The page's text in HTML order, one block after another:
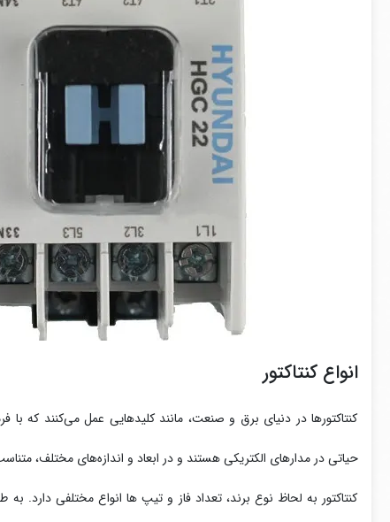
انواع کنتاکتور
کنتاکتورها در دنیای برق و صنعت، مانند کلیدهایی عمل می‌کنند که
حیاتی در مدارهای الکتریکی هستند و در ابعاد و اندازه‌های مختلف،
کنتاکتور به لحاظ نوع برند، تعداد فاز و تیپ ها انواع مختلفی دارد.